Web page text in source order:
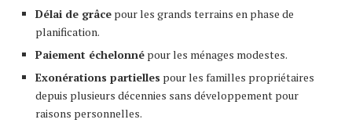
Délai de grâce pour les grands terrains en phase de
planification.
Paiement échelonné pour les ménages modestes.
Exonérations partielles pour les familles propriétaires
depuis plusieurs décennies sans développement pour
raisons personnelles.